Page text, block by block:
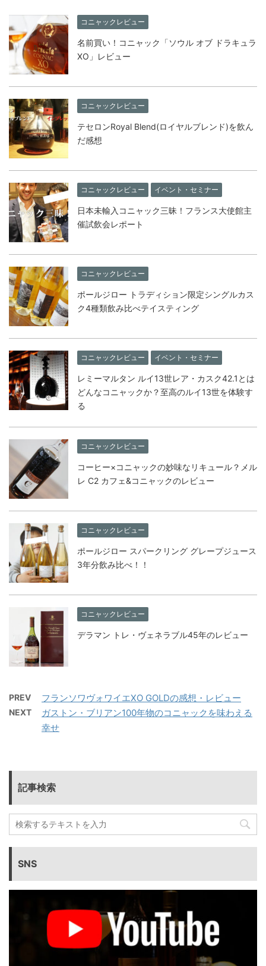
コニャックレビュー
名前買い！コニャック「ソウル オブ ドラキュラ
XO」レビュー
コニャックレビュー
テセロンRoyal Blend(ロイヤルブレンド)を飲ん
だ感想
コニャックレビュー イベント・セミナー
日本未輸入コニャック三昧！フランス大使館主
催試飲会レポート
コニャックレビュー
ポールジロー トラディション限定シングルカス
ク4種類飲み比べテイスティング
コニャックレビュー イベント・セミナー
レミーマルタン ルイ13世レア・カスク42.1とは
どんなコニャックか？至高のルイ13世を体験す
る
コニャックレビュー
コーヒー×コニャックの妙味なリキュール？メル
レ C2 カフェ&コニャックのレビュー
コニャックレビュー
ポールジロー スパークリング グレープジュース
3年分飲み比べ！！
コニャックレビュー
デラマン トレ・ヴェネラブル45年のレビュー
PREV フランソワヴォワイエXO GOLDの感想・レビュー
NEXT
ガストン・ブリアン100年物のコニャックを味わえる
幸せ
記事検索
SNS